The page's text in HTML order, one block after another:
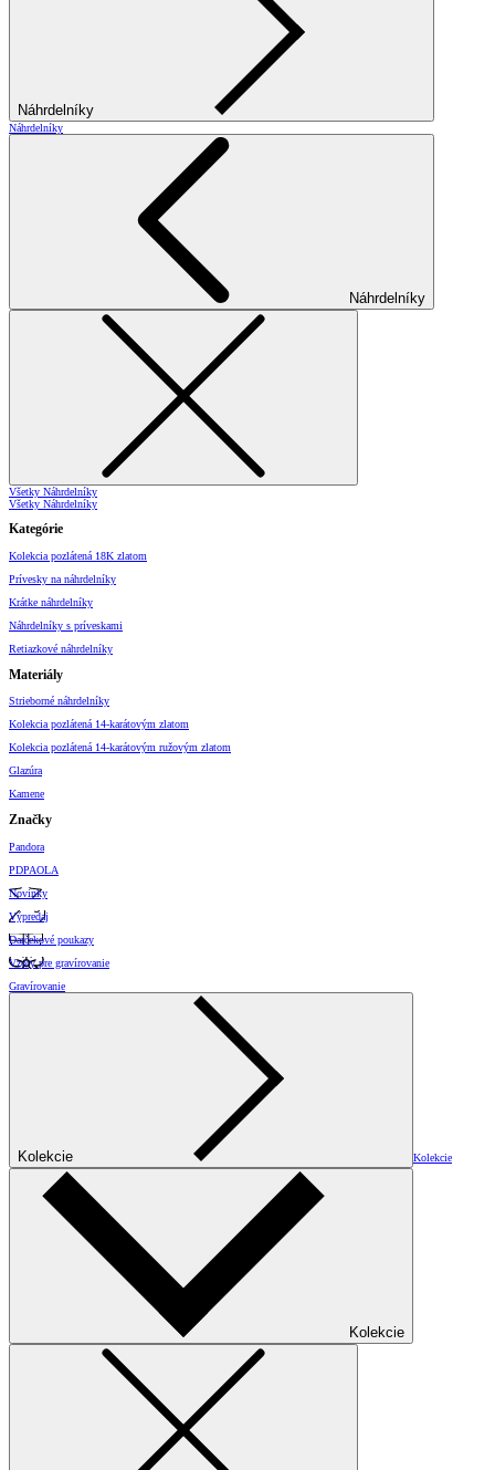
Náhrdelníky
Náhrdelníky
Náhrdelníky
Všetky Náhrdelníky
Všetky Náhrdelníky
Kategórie
Kolekcia pozlátená 18K zlatom
Prívesky na náhrdelníky
Krátke náhrdelníky
Náhrdelníky s príveskami
Retiazkové náhrdelníky
Materiály
Strieborné náhrdelníky
Kolekcia pozlátená 14-karátovým zlatom
Kolekcia pozlátená 14-karátovým ružovým zlatom
Glazúra
Kamene
Značky
Pandora
PDPAOLA
Novinky
Výpredaj
Darčekové poukazy
Vzory pre gravírovanie
Gravírovanie
Kolekcie Kolekcie
Kolekcie